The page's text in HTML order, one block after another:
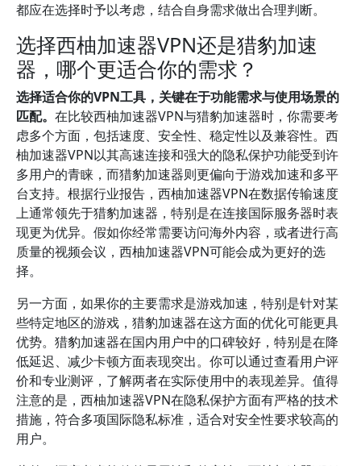
都应在选择时予以考虑，结合自身需求做出合理判断。
选择西柚加速器VPN还是猎豹加速
器，哪个更适合你的需求？
选择适合你的VPN工具，关键在于功能需求与使用场景的
匹配。 在比较西柚加速器VPN与猎豹加速器时，你需要考
虑多个方面，包括速度、安全性、稳定性以及兼容性。西
柚加速器VPN以其高速连接和强大的隐私保护功能受到许
多用户的青睐，而猎豹加速器则更偏向于游戏加速和多平
台支持。根据行业报告，西柚加速器VPN在数据传输速度
上通常领先于猎豹加速器，特别是在连接国际服务器时表
现更为优异。假如你经常需要访问海外内容，或者进行高
质量的视频会议，西柚加速器VPN可能会成为更好的选
择。
另一方面，如果你的主要需求是游戏加速，特别是针对某
些特定地区的游戏，猎豹加速器在这方面的优化可能更具
优势。猎豹加速器在国内用户中的口碑较好，特别是在降
低延迟、减少卡顿方面表现突出。你可以通过查看用户评
价和专业测评，了解两者在实际使用中的表现差异。值得
注意的是，西柚加速器VPN在隐私保护方面有严格的技术
措施，符合多项国际隐私标准，适合对安全性要求较高的
用户。